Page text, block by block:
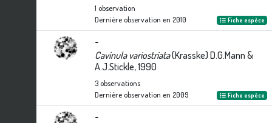
1 observation
Dernière observation en 2010 Fiche espèce
-
Cavinula variostriata(Krasske) D.G.Mann &
A.J.Stickle, 1990
3observations
Dernière observation en 2009 Fiche espèce
-